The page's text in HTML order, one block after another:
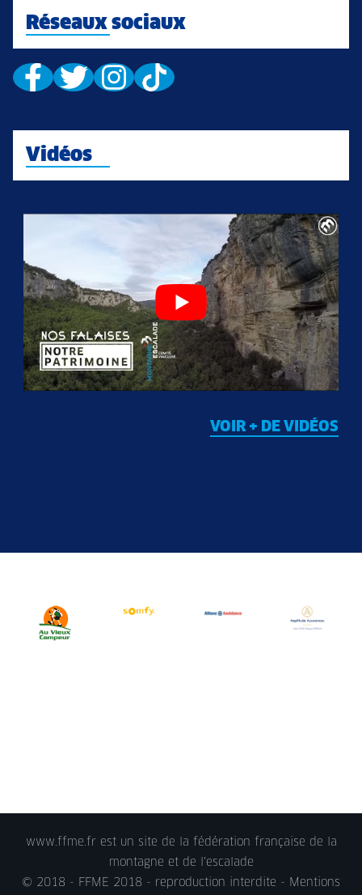
Réseaux sociaux
Vidéos
VOIR + DE VIDÉOS
www.ffme.fr est un site de la fédération française de la
montagne et de l'escalade
© 2018 - FFME 2018 - reproduction interdite - Mentions